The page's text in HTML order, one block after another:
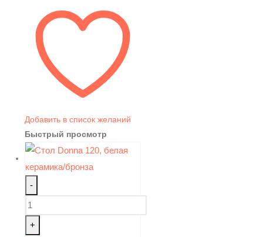
Добавить в список желаний
Быстрый просмотр
-
+